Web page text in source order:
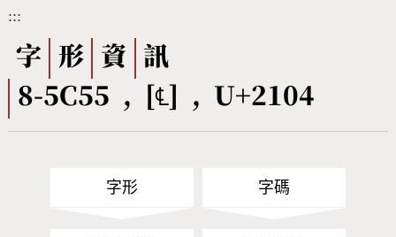
筆順序查詢
CNS查詢 Unicode查詢
字形下載
熱門查詢統計
:::
字 形 資
訊
8-5C55 , [℄] , U+2104
字形 字碼